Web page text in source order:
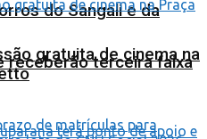
do Sangali e da
receberão terceira faixa
gratuita de cinema na